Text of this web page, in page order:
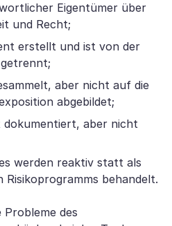
Eigentümer über
und Recht;
erstellt und ist von der
aber nicht auf die
abgebildet;
dokumentiert, aber nicht
werden reaktiv statt als
Risikoprogramms behandelt.
Probleme des